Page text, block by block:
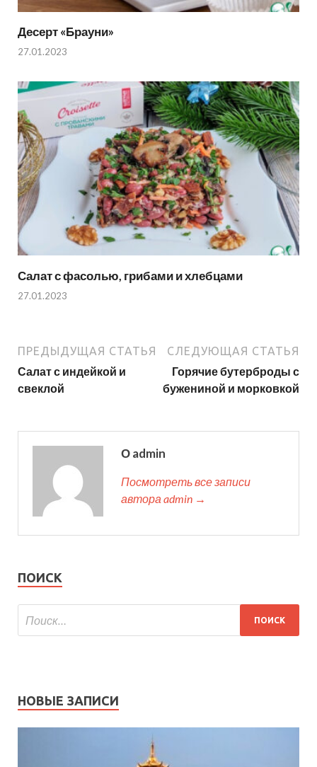
Десерт «Брауни»
27.01.2023
Салат с фасолью, грибами и хлебцами
27.01.2023
ПРЕДЫДУЩАЯ СТАТЬЯ
Салат с индейкой и
свеклой
СЛЕДУЮЩАЯ СТАТЬЯ
Горячие бутерброды с
бужениной и морковкой
О admin
Посмотреть все записи
автора admin →
ПОИСК
НОВЫЕ ЗАПИСИ